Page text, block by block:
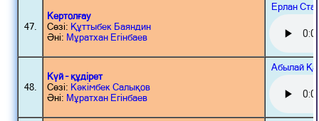
47.
Кертолғау
Сөзі: Құттыбек Баяндин
Әні: Мұратхан Егінбаев
Ерлан
48.
Күй – құдірет
Сөзі: Кәкімбек Салықов
Әні: Мұратхан Егінбаев
Абылай